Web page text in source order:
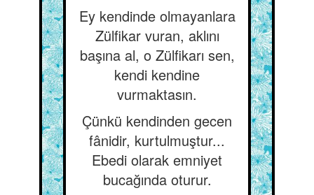
Ey kendinde olmayanlara
Zülfikar vuran, aklını
başına al, o Zülfikarı sen,
kendi kendine
vurmaktasın.
Çünkü kendinden gecen
fânidir, kurtulmuştur...
Ebedi olarak emniyet
bucağında oturur.